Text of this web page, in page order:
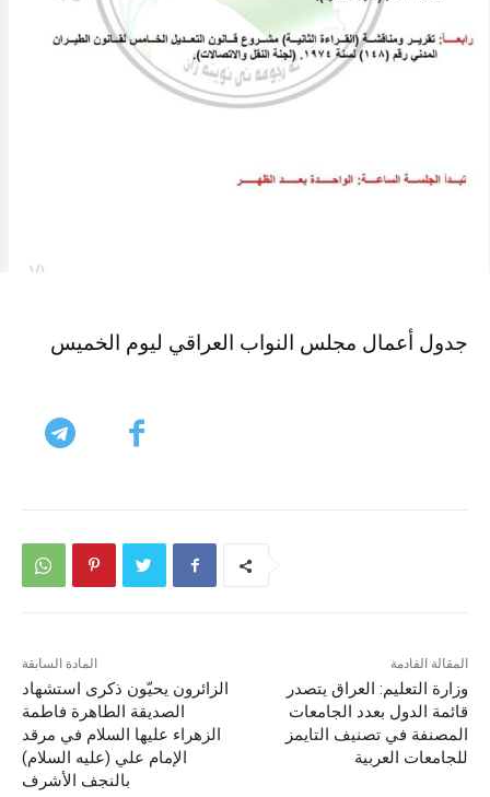
جدول أعمال مجلس النواب العراقي ليوم الخميس
المادة السابقة
الزائرون يحيّون ذكرى استشهاد
الصديقة الطاهرة فاطمة
الزهراء عليها السلام في مرقد
الإمام علي (عليه السلام)
بالنجف الأشرف
المقالة القادمة
وزارة التعليم: العراق يتصدر
قائمة الدول بعدد الجامعات
المصنفة في تصنيف التايمز
للجامعات العربية